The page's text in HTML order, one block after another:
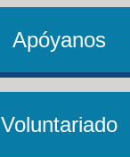
Apóyanos
Voluntariado